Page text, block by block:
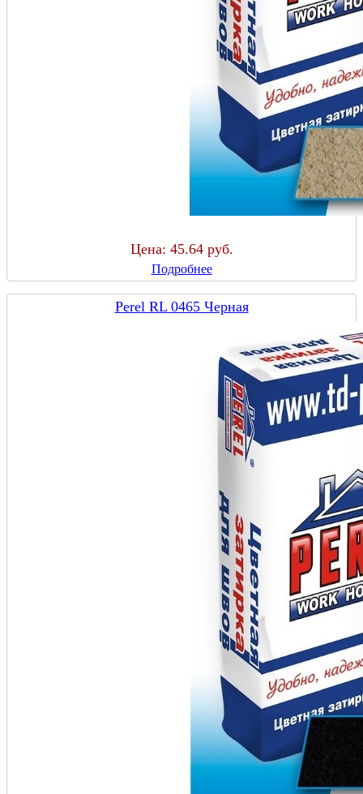
Цена: 45.64 руб.
Подробнее
Perel RL 0465 Черная